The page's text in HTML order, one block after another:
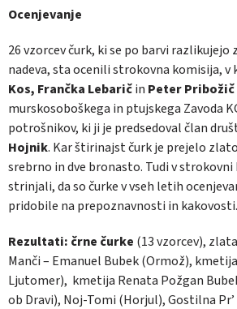
Ocenjevanje
26 vzorcev čurk, ki se po barvi razlikujejo
nadeva, sta ocenili strokovna komisija, v
Kos, Frančka Lebaričin Peter Pribožič
murskosoboškega in ptujskega Zavoda
potrošnikov, ki ji je predsedoval član
Hojnik. Kar štirinajst čurk je prejelo
srebrno in dve bronasto. Tudi v strokovni
strinjali, da so čurke v vseh letih
pridobile na prepoznavnosti in kakovosti.
Rezultati: črne čurke (13 vzorcev),
Manči – Emanuel Bubek (Ormož),
Ljutomer), kmetija Renata Požgan
ob Dravi), Noj-Tomi (Horjul), Gostilna